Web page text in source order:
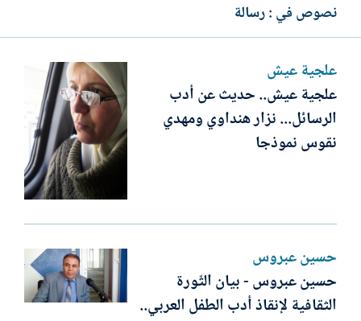
نصوص في : رسالة
علجية عيش
علجية عيش.. حديث عن أدب
الرسائل... نزار هنداوي ومهدي
نقوس نموذجا
حسين عبروس
حسين عبروس - بيان الثّورة
الثقافية لإنقاذ أدب الطفل العربي..